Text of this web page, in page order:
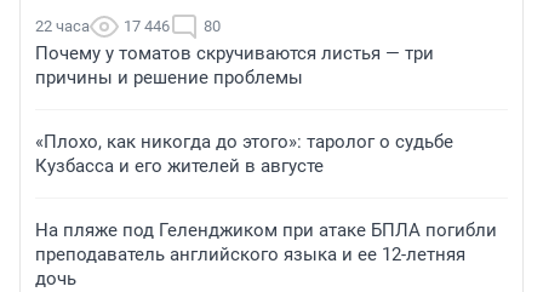
22 часа 17 446 80
Почему у томатов скручиваются листья — три
причины и решение проблемы
«Плохо, как никогда до этого»: таролог о судьбе
Кузбасса и его жителей в августе
На пляже под Геленджиком при атаке БПЛА погибли
преподаватель английского языка и ее 12-летняя
дочь